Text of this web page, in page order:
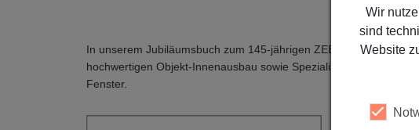
In unserem Jubiläumsbuch zum 145-jährigen ZEEB-Jubiläum
hochwertigen Objekt-Innenausbau sowie Spezialisten für
Fenster.
Wir
sind
Website